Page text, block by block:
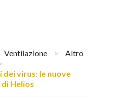
Ventilazione >
Altro
dei virus: le nuove
Helios